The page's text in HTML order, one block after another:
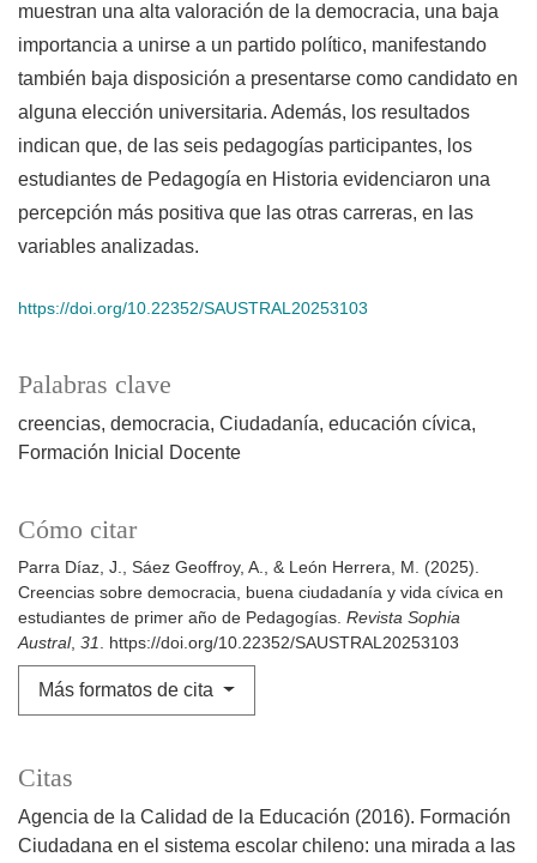
Palabras clave
creencias democracia Ciudadanía educación cívica
Formación Inicial Docente
Cómo citar
Parra Díaz, J., Sáez Geoffroy, A., & León Herrera, M. (2025).
Creencias sobre democracia, buena ciudadanía y vida cívica en
estudiantes de primer año de Pedagogías. Revista Sophia
Austral, 31. https://doi.org/10.22352/SAUSTRAL20253103
Más formatos de cita
muestran una alta valoración de la democracia, una baja
importancia a unirse a un partido político, manifestando
también baja disposición a presentarse como candidato en
alguna elección universitaria. Además, los resultados
indican que, de las seis pedagogías participantes, los
estudiantes de Pedagogía en Historia evidenciaron una
percepción más positiva que las otras carreras, en las
variables analizadas.
https://doi.org/10.22352/SAUSTRAL20253103
Citas
Agencia de la Calidad de la Educación (2016). Formación
Ciudadana en el sistema escolar chileno: una mirada a las